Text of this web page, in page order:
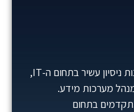
מאחוריו עומדות מעל 20 שנות ניסיון עשיר בתחום ה-IT,
מערכות מידע.
בתחום